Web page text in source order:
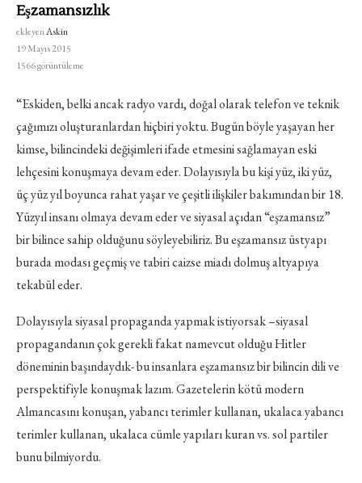
Eşzamansızlık
ekleyenAskin
19 Mayıs 2015
1566görüntüleme
“Eskiden, belki ancak radyo vardı, doğal olarak telefon ve teknik
çağımızı oluşturanlardan hiçbiri yoktu. Bugün böyle yaşayan her
kimse, bilincindeki değişimleri ifade etmesini sağlamayan eski
lehçesini konuşmaya devam eder. Dolayısıyla bu kişi yüz, iki yüz,
üç yüz yıl boyunca rahat yaşar ve çeşitli ilişkiler bakımından bir 18.
Yüzyıl insanı olmaya devam eder ve siyasal açıdan “eşzamansız”
bir bilince sahip olduğunu söyleyebiliriz. Bu eşzamansız üstyapı
burada modası geçmiş ve tabiri caizse miadı dolmuş altyapıya
tekabül eder.
Dolayısıyla siyasal propaganda yapmak istiyorsak –siyasal
propagandanın çok gerekli fakat namevcut olduğu Hitler
döneminin başındaydık- bu insanlara eşzamansız bir bilincin dili ve
perspektifiyle konuşmak lazım. Gazetelerin kötü modern
Almancasını konuşan, yabancı terimler kullanan, ukalaca yabancı
terimler kullanan, ukalaca cümle yapıları kuran vs. sol partiler
bunu bilmiyordu.